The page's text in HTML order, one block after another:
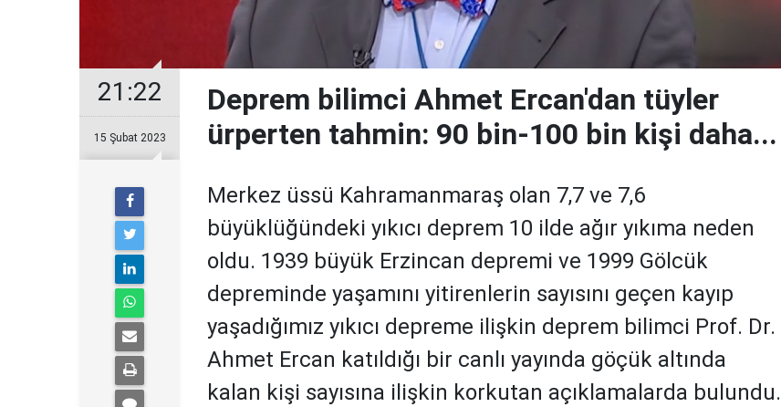
21:22
15 Şubat 2023
Deprem bilimci Ahmet Ercan'dan tüyler
ürperten tahmin: 90 bin-100 bin kişi daha...
Merkez üssü Kahramanmaraş olan 7,7 ve 7,6
büyüklüğündeki yıkıcı deprem 10 ilde ağır yıkıma neden
oldu. 1939 büyük Erzincan depremi ve 1999 Gölcük
depreminde yaşamını yitirenlerin sayısını geçen kayıp
yaşadığımız yıkıcı depreme ilişkin deprem bilimci Prof. Dr.
Ahmet Ercan katıldığı bir canlı yayında göçük altında
kalan kişi sayısına ilişkin korkutan açıklamalarda bulundu.